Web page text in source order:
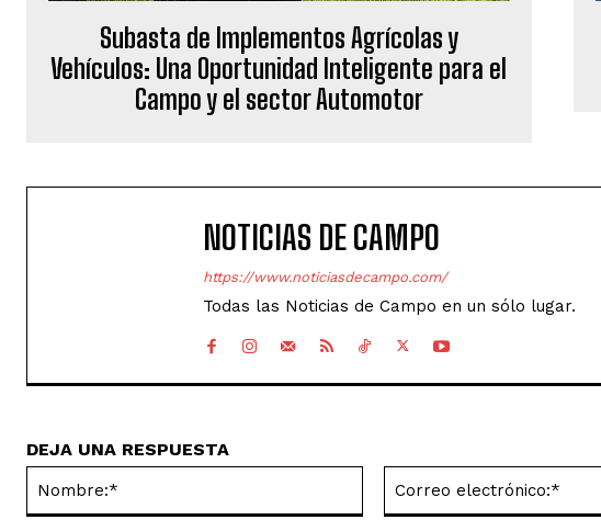
Subasta de Implementos Agrícolas y
Vehículos: Una Oportunidad Inteligente para el
Campo y el sector Automotor
NOTICIAS DE CAMPO
https://www.noticiasdecampo.com/
Todas las Noticias de Campo en un sólo lugar.
DEJA UNA RESPUESTA